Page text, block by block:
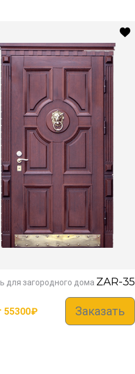
для загородного дома ZAR-35
55300₽ Заказать